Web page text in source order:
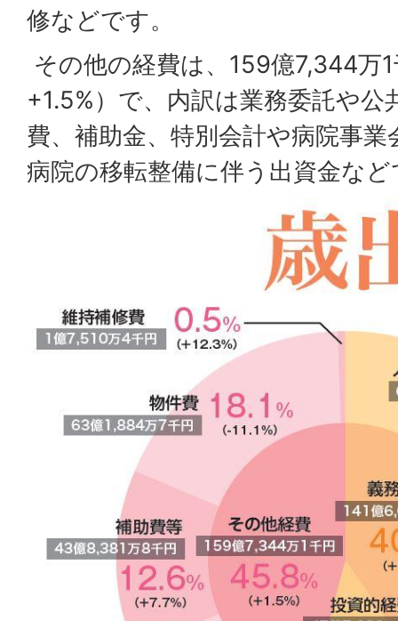
修などです。
その他の経費は、159億7,344万
+1.5%）で、内訳は業務委託や公
費、補助金、特別会計や病院事
病院の移転整備に伴う出資金な